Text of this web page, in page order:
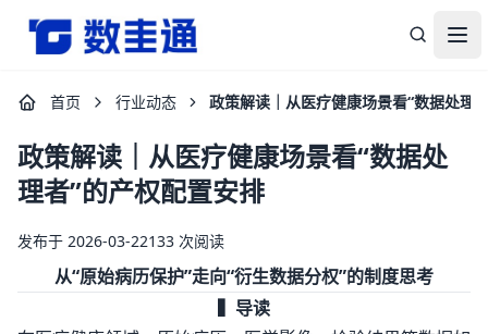
杭州数圭通科技有限公司-让数据安全流动，让数据释放价值
打
首页 行业动态 政策解读｜从医疗健康场景看“数据处理
政策解读｜从医疗健康场景看“数据处
理者”的产权配置安排
发布于 2026-03-22133 次阅读
从“原始病历保护”走向“衍生数据分权”的制度思考
▍导读